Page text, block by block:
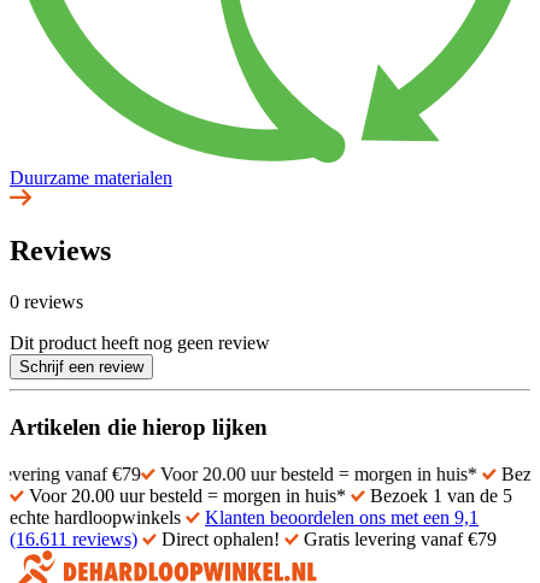
Duurzame materialen
Reviews
0 reviews
Dit product heeft nog geen review
Schrijf een review
Artikelen die hierop lijken
€79 Voor 20.00 uur besteld = morgen in huis*
Bezoek 1 van
Voor 20.00 uur besteld = morgen in huis*
Bezoek 1 van de 5
echte hardloopwinkels
Klanten beoordelen ons met een 9,1
(16.611 reviews)
Direct ophalen! Gratis levering vanaf €79